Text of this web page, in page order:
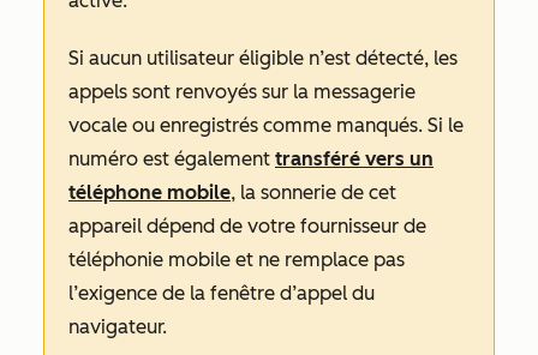
Si aucun utilisateur éligible n’est détecté, les
appels sont renvoyés sur la messagerie
vocale ou enregistrés comme manqués. Si le
numéro est également transféré vers un
téléphone mobile, la sonnerie de cet
appareil dépend de votre fournisseur de
téléphonie mobile et ne remplace pas
l’exigence de la fenêtre d’appel du
navigateur.